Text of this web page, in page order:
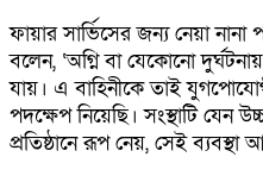
ফায়ার সার্ভিসের জন্য নেয়া নানা
বলেন, ‘অগ্নি বা যেকোনো
যায়। এ বাহিনীকে তাই
পদক্ষেপ নিয়েছি। সংস্থাটি যেন
প্রতিষ্ঠানে রূপ নেয়, সেই ব্যবস্থা